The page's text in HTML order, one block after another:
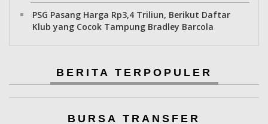
PSG Pasang Harga Rp3,4 Triliun, Berikut Daftar
Klub yang Cocok Tampung Bradley Barcola
BERITA TERPOPULER
BURSA TRANSFER